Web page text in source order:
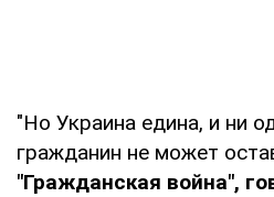
"Но Украина едина, и ни
гражданин не может
"Гражданская война",